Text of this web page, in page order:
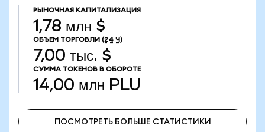
РЫНОЧНАЯ КАПИТАЛИЗАЦИЯ
1,78 млн $
ОБЪЕМ ТОРГОВЛИ (24 Ч)
7,00 тыс. $
СУММА ТОКЕНОВ В ОБОРОТЕ
14,00 млн PLU
ПОСМОТРЕТЬ БОЛЬШЕ СТАТИСТИКИ